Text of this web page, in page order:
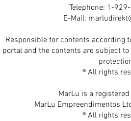
Telephone: 1-
E-Mail:
Responsible for contents according
portal and the contents are subject
® All rights
MarLu is a
MarLu Empreendimentos
® All rights